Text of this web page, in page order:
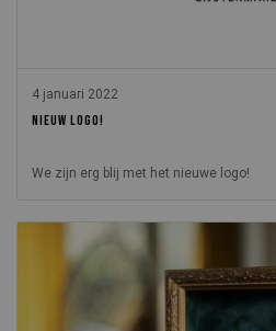
4 januari 2022
NIEUW LOGO!
We zijn erg blij met het nieuwe logo!